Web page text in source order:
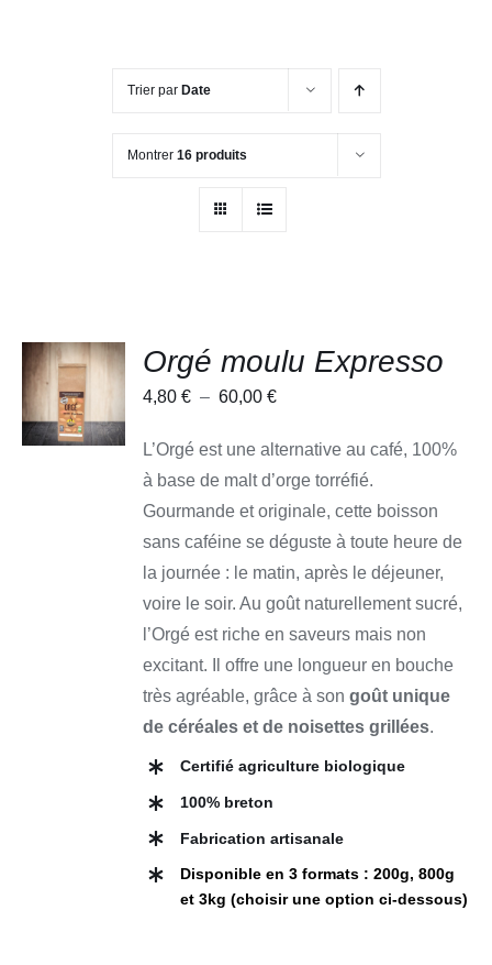
Trier par Date
Montrer 16 produits
CHOIX
DES
OPTIONS
CE
PRODUIT
PLUSIEURS
PEUVENT
/
DÉTAILS
Orgé moulu Expresso
4,80€ – 60,00€Plage
prix :
4,80 €
à
60,00 €
L’Orgé est une alternative au café, 100%
à base de malt d’orge torréfié.
Gourmande et originale, cette boisson
sans caféine se déguste à toute heure de
la journée : le matin, après le déjeuner,
voire le soir. Au goût naturellement sucré,
l’Orgé est riche en saveurs mais non
excitant. Il offre une longueur en bouche
très agréable, grâce à songoût unique
de céréales et de noisettes grillées.
Certifié agriculture biologique
100% breton
Fabrication artisanale
Disponible en 3 formats : 200g, 800g
et 3kg (choisir une option ci-dessous)